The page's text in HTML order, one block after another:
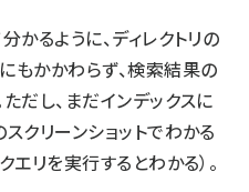
かるように、ディレクトリの
もかかわらず、検索結果の
だし、まだインデックスに
クリーンショットでわかる
エリを実行するとわかる）。